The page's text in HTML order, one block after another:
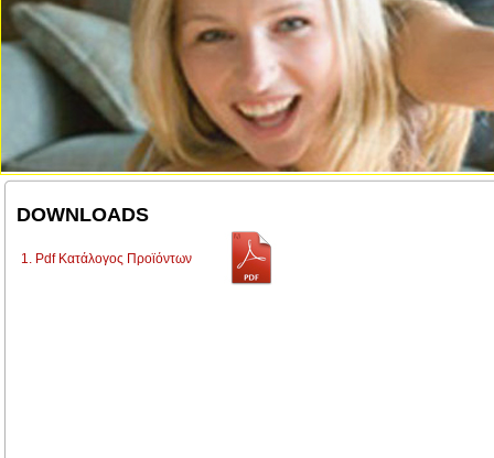
DOWNLOADS
1. Pdf Κατάλογος Προϊόντων